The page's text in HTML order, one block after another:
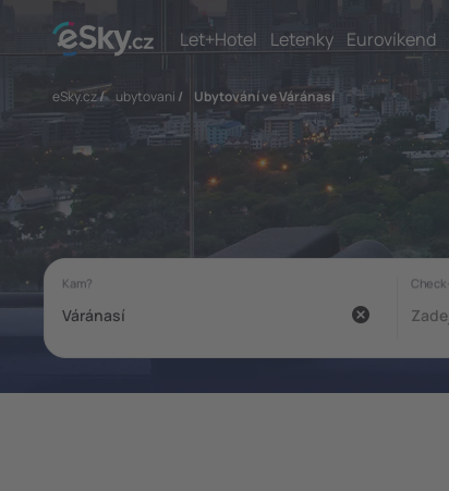
Let+Hotel Letenky Eurovíkend
eSky.cz/ ubytovani / Ubytování ve Váránasí